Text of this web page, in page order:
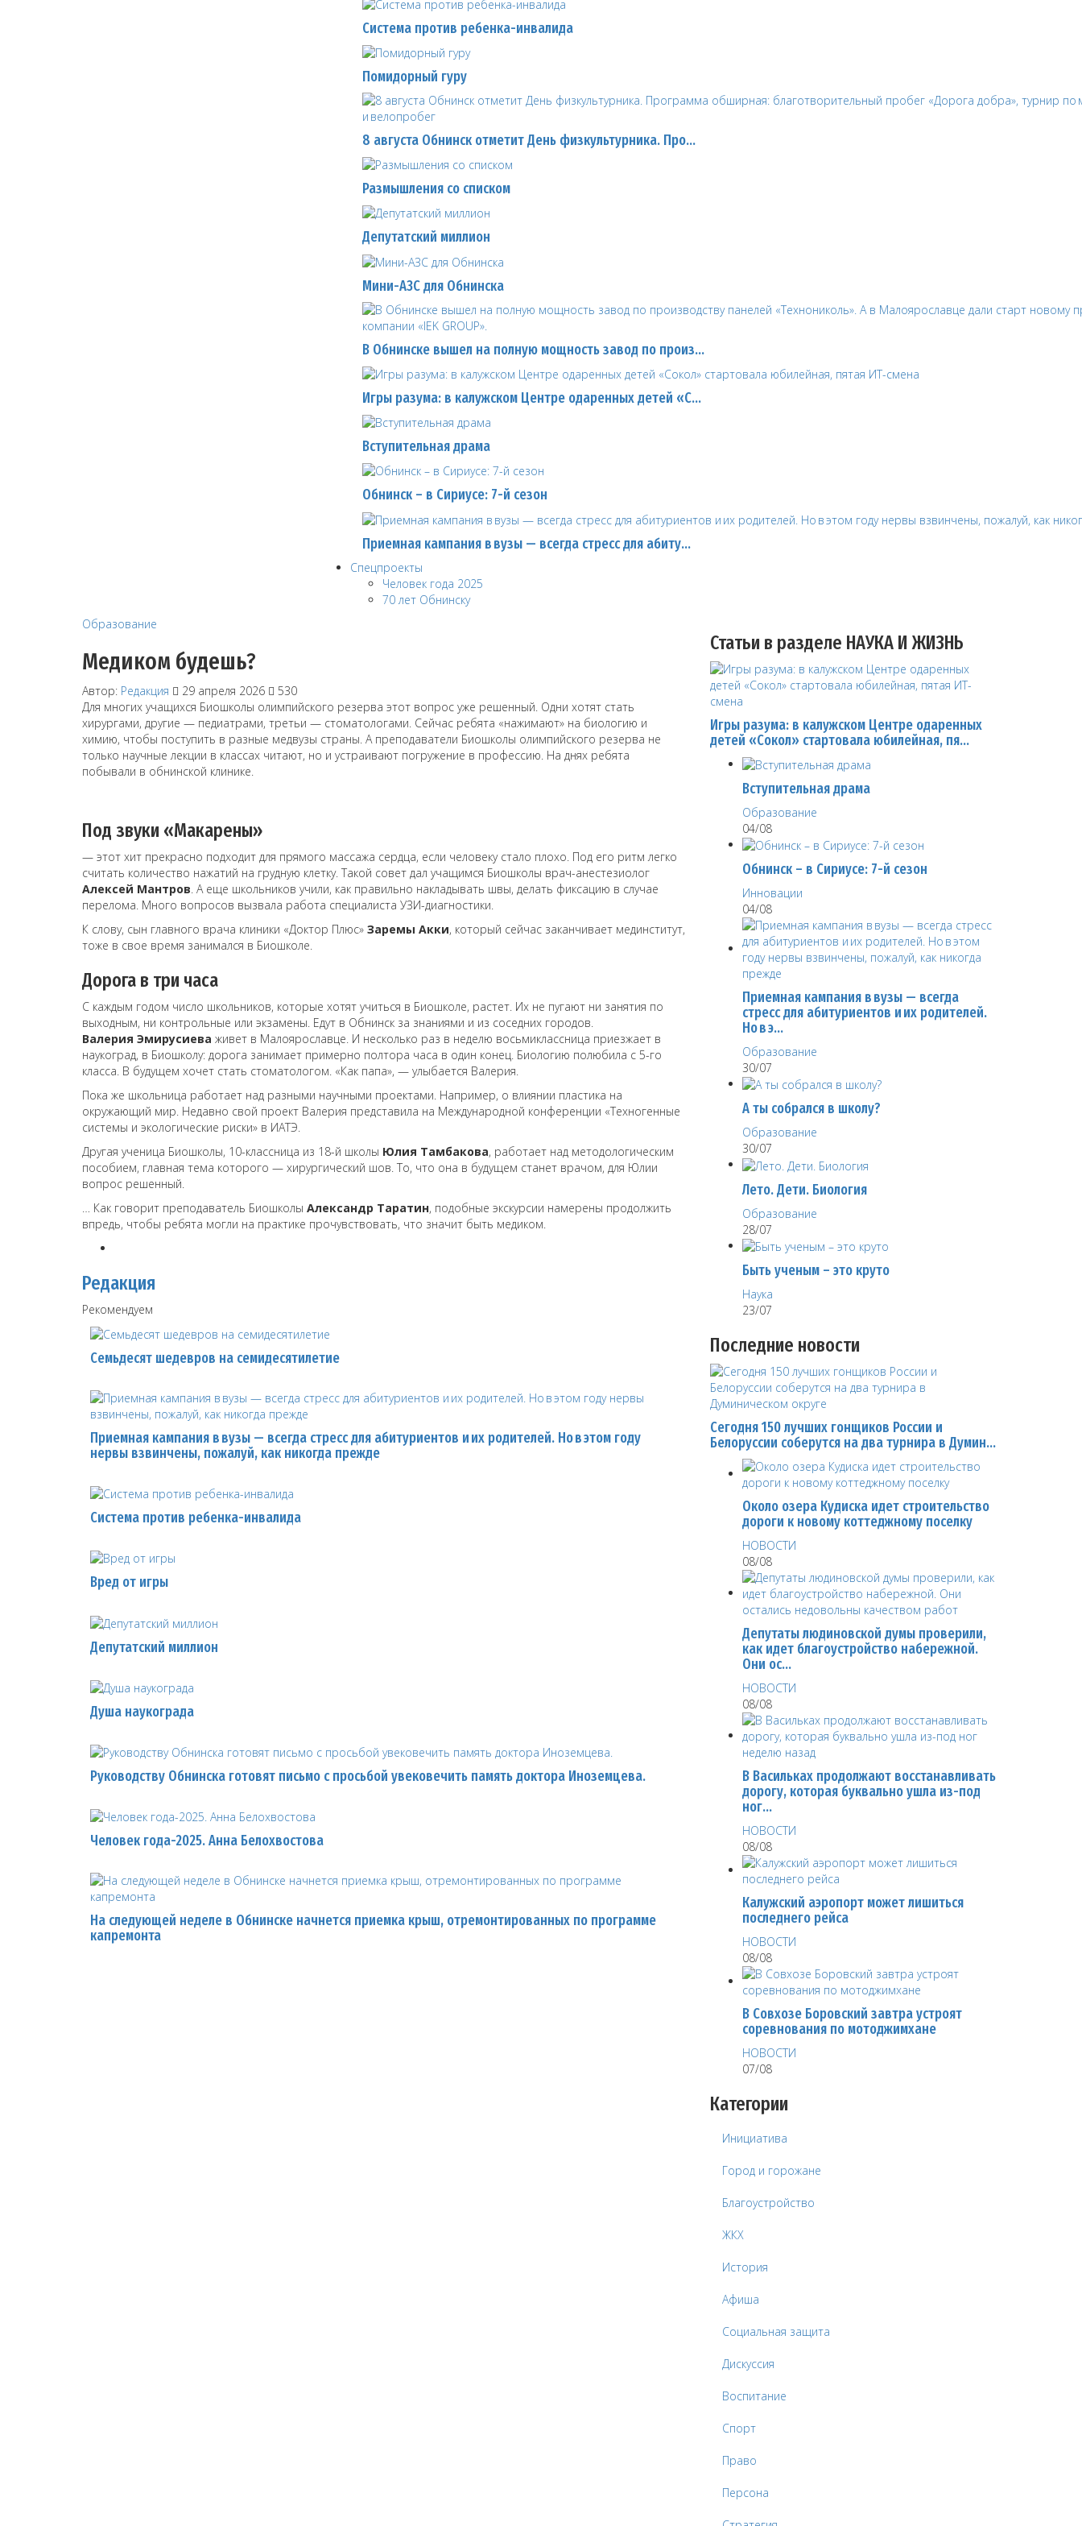
Система против ребенка-инвалида
Помидорный гуру
8 августа Обнинск отметит День физкультурника. Про…
Размышления со списком
Депутатский миллион
Мини-АЗС для Обнинска
В Обнинске вышел на полную мощность завод по произ…
Игры разума: в калужском Центре одаренных детей «С…
Вступительная драма
Обнинск – в Сириусе: 7-й сезон
Приемная кампания в вузы — всегда стресс для абиту…
Спецпроекты
Человек года 2025
70 лет Обнинску
Образование
Медиком будешь?
Автор: Редакция 29 апреля 2026
530
Для многих учащихся Биошколы олимпийского резерва этот вопрос уже решенный. Одни хотят стать
хирургами, другие — педиатрами, третьи — стоматологами. Сейчас ребята «нажимают» на биологию и
химию, чтобы поступить в разные медвузы страны. А преподаватели Биошколы олимпийского резерва не
только научные лекции в классах читают, но и устраивают погружение в профессию. На днях ребята
побывали в обнинской клинике.
Под звуки «Макарены»
— этот хит прекрасно подходит для прямого массажа сердца, если человеку стало плохо. Под его ритм легко
считать количество нажатий на грудную клетку. Такой совет дал учащимся Биошколы врач-анестезиолог
Алексей Мантров . А еще школьников учили, как правильно накладывать швы, делать фиксацию в случае
перелома. Много вопросов вызвала работа специалиста УЗИ-диагностики.
К слову, сын главного врача клиники «Доктор Плюс» Заремы Акки, который сейчас заканчивает мединститут,
тоже в свое время занимался в Биошколе.
Дорога в три часа
С каждым годом число школьников, которые хотят учиться в Биошколе, растет. Их не пугают ни занятия по
выходным, ни контрольные или экзамены. Едут в Обнинск за знаниями и из соседних городов.
Валерия Эмирусиева живет в Малоярославце. И несколько раз в неделю восьмиклассница приезжает в
наукоград, в Биошколу: дорога занимает примерно полтора часа в один конец. Биологию полюбила с 5-го
класса. В будущем хочет стать стоматологом. «Как папа», — улыбается Валерия.
Пока же школьница работает над разными научными проектами. Например, о влиянии пластика на
окружающий мир. Недавно свой проект Валерия представила на Международной конференции «Техногенные
системы и экологические риски» в ИАТЭ.
Другая ученица Биошколы, 10-классница из 18-й школы Юлия Тамбакова, работает над методологическим
пособием, главная тема которого — хирургический шов. То, что она в будущем станет врачом, для Юлии
вопрос решенный.
… Как говорит преподаватель Биошколы Александр Таратин, подобные экскурсии намерены продолжить
впредь, чтобы ребята могли на практике прочувствовать, что значит быть медиком.
Редакция
Рекомендуем
Семьдесят шедевров на семидесятилетие
Приемная кампания в вузы — всегда стресс для абитуриентов и их родителей. Но в этом году
нервы взвинчены, пожалуй, как никогда прежде
Система против ребенка-инвалида
Вред от игры
Депутатский миллион
Душа наукограда
Руководству Обнинска готовят письмо с просьбой увековечить память доктора Иноземцева.
Человек года-2025. Анна Белохвостова
На следующей неделе в Обнинске начнется приемка крыш, отремонтированных по программе
капремонта
Статьи в разделе НАУКА И ЖИЗНЬ
Игры разума: в калужском Центре одаренных
детей «Сокол» стартовала юбилейная, пя…
Вступительная драма
Образование
04/08
Обнинск – в Сириусе: 7-й сезон
Инновации
04/08
Приемная кампания в вузы — всегда
стресс для абитуриентов и их родителей.
Но в э…
Образование
30/07
А ты собрался в школу?
Образование
30/07
Лето. Дети. Биология
Образование
28/07
Быть ученым – это круто
Наука
23/07
Последние новости
Сегодня 150 лучших гонщиков России и
Белоруссии соберутся на два турнира в Думин…
Около озера Кудиска идет строительство
дороги к новому коттеджному поселку
НОВОСТИ
08/08
Депутаты людиновской думы проверили,
как идет благоустройство набережной.
Они ос…
НОВОСТИ
08/08
В Васильках продолжают восстанавливать
дорогу, которая буквально ушла из-под
ног…
НОВОСТИ
08/08
Калужский аэропорт может лишиться
последнего рейса
НОВОСТИ
08/08
В Совхозе Боровский завтра устроят
соревнования по мотоджимхане
НОВОСТИ
07/08
Категории
Инициатива
Город и горожане
Благоустройство
ЖКХ
История
Афиша
Социальная защита
Дискуссия
Воспитание
Спорт
Право
Персона